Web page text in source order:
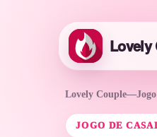
Lovely
Lovely Couple—
JOGO DE